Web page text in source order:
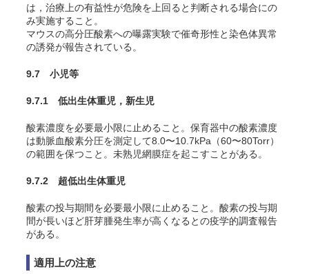
は，治療上の有益性が危険を上回ると判断される場合にの
み実施すること。
マウスの高分圧酸素への曝露実験で催奇形性と染色体異常
の誘発が報告されている 。
9.7 小児等
9.7.1 低出生体重児，新生児
酸素濃度を必要最小限に止めること。保育器中の酸素濃度
は動脈血酸素分圧を測定して8.0〜10.7kPa（60〜80Torr）
の範囲を保つこと。未熟児網膜症を起こすことがある 。
9.7.2 超低出生体重児
酸素の投与期間を必要最小限に止めること。酸素の投与期
間が長いほど肝芽腫発生率が高くなるとの疫学的調査報告
がある 。
適用上の注意